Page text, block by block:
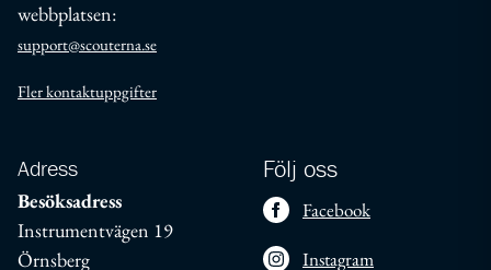
webbplatsen:
support@scouterna.se
Fler kontaktuppgifter
Adress
Besöksadress
Instrumentvägen 19
Örnsberg
Följ oss
Facebook
Instagram